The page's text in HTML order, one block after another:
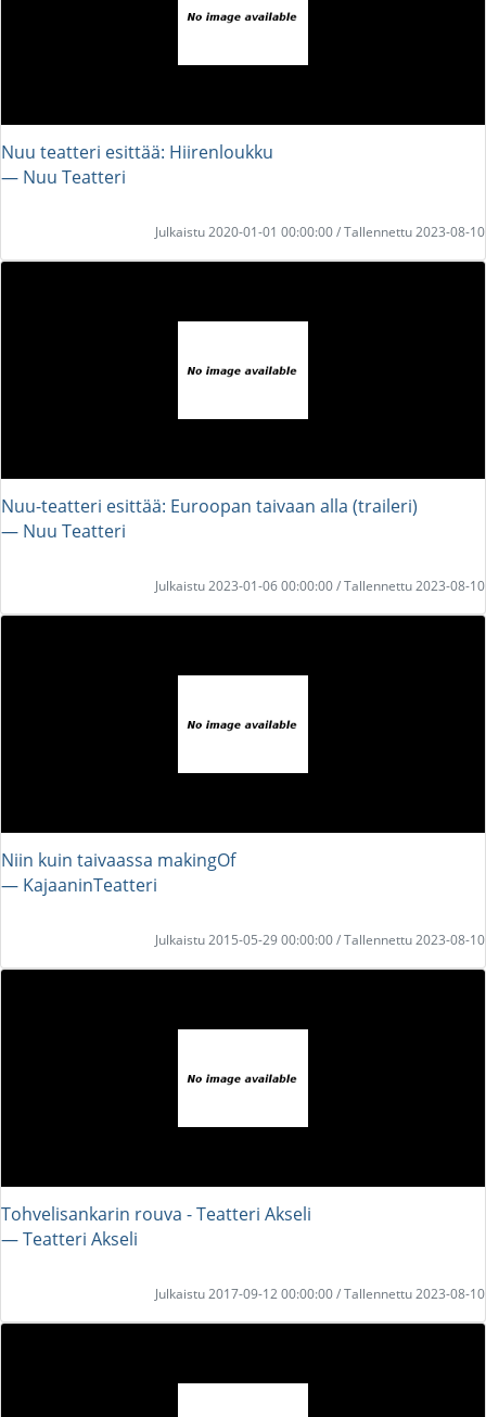
Nuu teatteri esittää: Hiirenloukku
― Nuu Teatteri
Julkaistu 2020-01-01 00:00:00 / Tallennettu 2023-08-10
Nuu-teatteri esittää: Euroopan taivaan alla (traileri)
― Nuu Teatteri
Julkaistu 2023-01-06 00:00:00 / Tallennettu 2023-08-10
Niin kuin taivaassa makingOf
― KajaaninTeatteri
Julkaistu 2015-05-29 00:00:00 / Tallennettu 2023-08-10
Tohvelisankarin rouva - Teatteri Akseli
― Teatteri Akseli
Julkaistu 2017-09-12 00:00:00 / Tallennettu 2023-08-10